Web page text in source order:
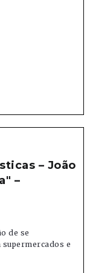
– João
–
de se
e